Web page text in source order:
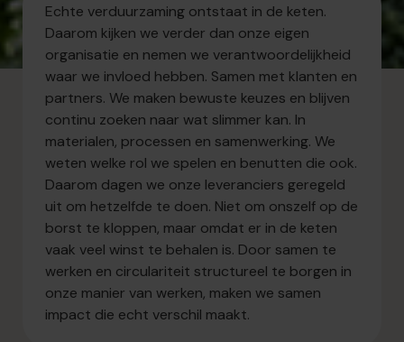
Echte verduurzaming ontstaat in de keten.
Daarom kijken we verder dan onze eigen
organisatie en nemen we verantwoordelijkheid
waar we invloed hebben. Samen met klanten en
partners. We maken bewuste keuzes en blijven
continu zoeken naar wat slimmer kan. In
materialen, processen en samenwerking. We
weten welke rol we spelen en benutten die ook.
Daarom dagen we onze leveranciers geregeld
uit om hetzelfde te doen. Niet om onszelf op de
borst te kloppen, maar omdat er in de keten
vaak veel winst te behalen is. Door samen te
werken en circulariteit structureel te borgen in
onze manier van werken, maken we samen
impact die echt verschil maakt.